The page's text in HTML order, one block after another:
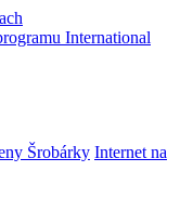
Šrobárky Internet na